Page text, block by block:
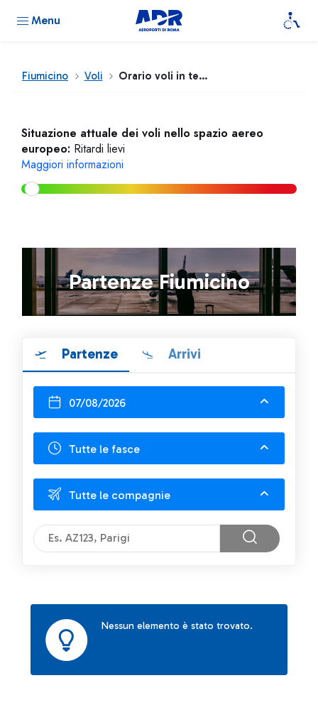
Menu
Fiumicino Voli Orario voli in tempo reale
Situazione attuale dei voli nello spazio aereo
europeo: Ritardi lievi
Maggiori informazioni
Partenze Fiumicino
Partenze Arrivi
07/08/2026
Tutte le fasce
Tutte le compagnie
Nessun elemento è stato trovato.